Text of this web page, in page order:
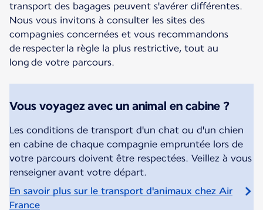
transport des bagages peuvent s'avérer différentes.
Nous vous invitons à consulter les sites des
compagnies concernées et vous recommandons
de respecter la règle la plus restrictive, tout au
long de votre parcours.
Vous voyagez avec un animal en cabine ?
Les conditions de transport d'un chat ou d'un chien
en cabine de chaque compagnie empruntée lors de
votre parcours doivent être respectées. Veillez à vous
renseigner avant votre départ.
En savoir plus sur le transport d'animaux chez Air
France